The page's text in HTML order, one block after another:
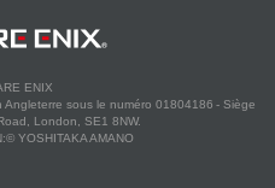
ENIX
sous le numéro 01804186 - Siège
London, SE1 8NW.
YOSHITAKA AMANO